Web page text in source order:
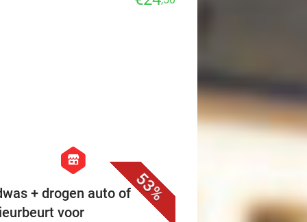
53%
hexagon
store
+ drogen auto of
voor